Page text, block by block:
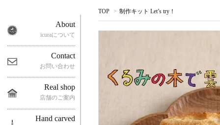
TOP > 制作キット Let’s try！
About
icuraについて
Contact
お問い合わせ
Real shop
店舗のご案内
Hand carved